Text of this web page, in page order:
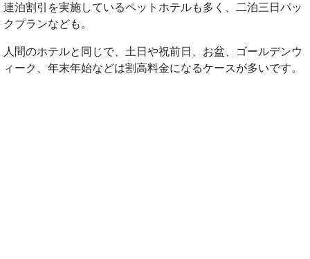
連泊割引を実施しているペットホテルも多く、二泊三日パッ
クプランなども。
人間のホテルと同じで、土日や祝前日、お盆、ゴールデンウ
ィーク、年末年始などは割高料金になるケースが多いです。